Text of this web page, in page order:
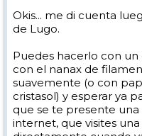
Okis... me di cuenta
de Lugo.
Puedes hacerlo con
con el nanax de
suavemente (o con
cristasol) y esperar ya
que se te presente
internet, que visites